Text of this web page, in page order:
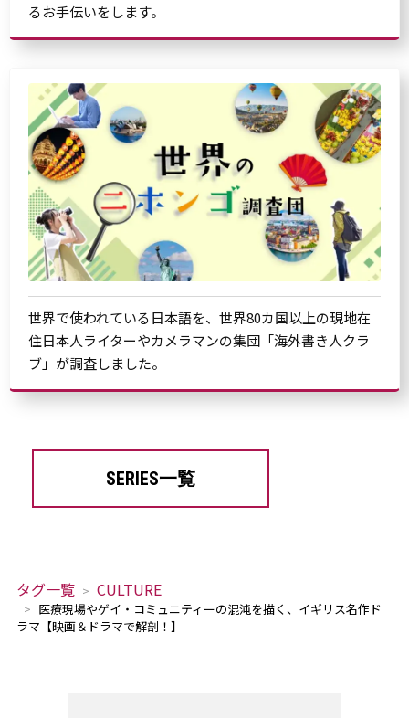
るお手伝いをします。
世界で使われている日本語を、世界80カ国以上の現地在
住日本人ライターやカメラマンの集団「海外書き人クラ
ブ」が調査しました。
SERIES一覧
タグ一覧 CULTURE
医療現場やゲイ・コミュニティーの混沌を描く、イギリス名作ド
ラマ【映画＆ドラマで解剖！】